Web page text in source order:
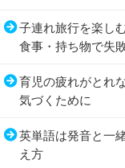
子連れ旅行を楽し
食事・持ち物で失
育児の疲れがとれ
気づくために
英単語は発音と一
え方